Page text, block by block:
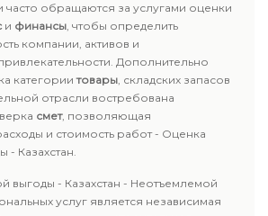
обращаются за услугами оценки
и финансы, чтобы определить
компании, активов и
Дополнительно
категориитовары, складских запасов
отрасли востребована
смет, позволяющая
и стоимость работ - Оценка
- Казахстан.
выгоды - Казахстан - Неотъемлемой
услуг является независимая